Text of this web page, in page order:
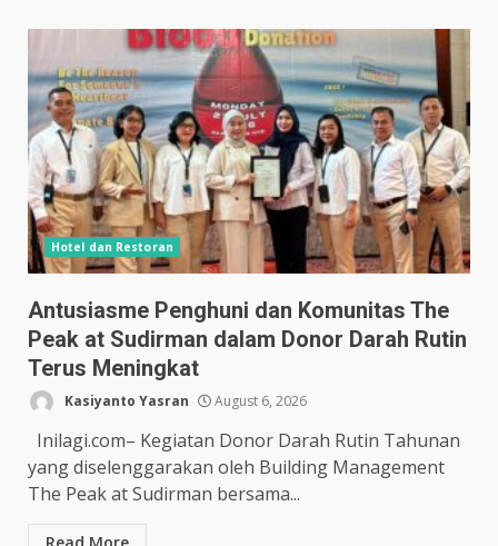
Hotel dan Restoran
Antusiasme Penghuni dan Komunitas The
Peak at Sudirman dalam Donor Darah Rutin
Terus Meningkat
Kasiyanto Yasran August 6, 2026
Inilagi.com– Kegiatan Donor Darah Rutin Tahunan
yang diselenggarakan oleh Building Management
The Peak at Sudirman bersama...